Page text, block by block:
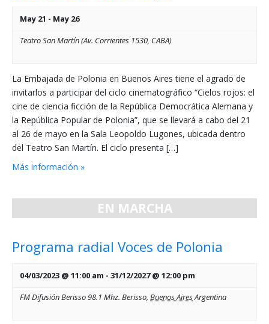
May 21 - May 26
Teatro San Martín (Av. Corrientes 1530, CABA)
La Embajada de Polonia en Buenos Aires tiene el agrado de
invitarlos a participar del ciclo cinematográfico “Cielos rojos: el
cine de ciencia ficción de la República Democrática Alemana y
la República Popular de Polonia”, que se llevará a cabo del 21
al 26 de mayo en la Sala Leopoldo Lugones, ubicada dentro
del Teatro San Martín. El ciclo presenta […]
Más información »
EN MARCHA
Programa radial Voces de Polonia
04/03/2023 @ 11:00 am - 31/12/2027 @ 12:00 pm
FM Difusión Berisso 98.1 Mhz. Berisso, Buenos AiresArgentina